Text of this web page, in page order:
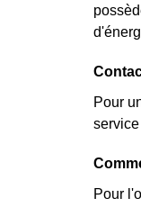
Pour
Pour